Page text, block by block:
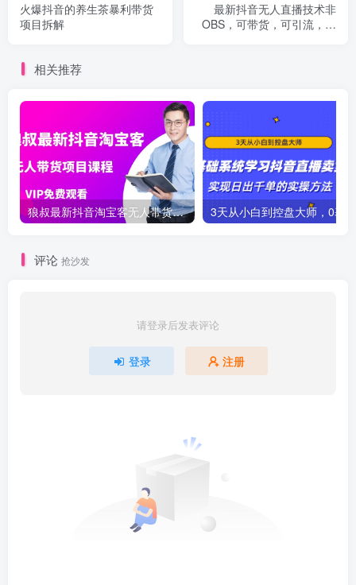
火爆抖音的养生茶暴利带货
项目拆解
最新抖音无人直播技术非
OBS，可带货，可引流，可
相关推荐
狼叔最新抖音淘宝客无人带货项目课程
评论 抢沙发
请登录后发表评论
登录 注册